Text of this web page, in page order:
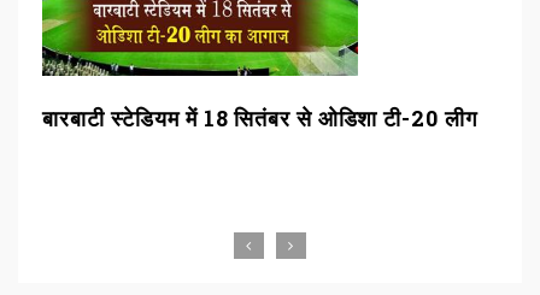
बारबाटी स्टेडियम में 18 सितंबर से ओडिशा टी-20 लीग